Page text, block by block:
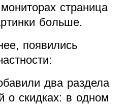
страница
больше.
появились
два раздела
о скидках: в одном